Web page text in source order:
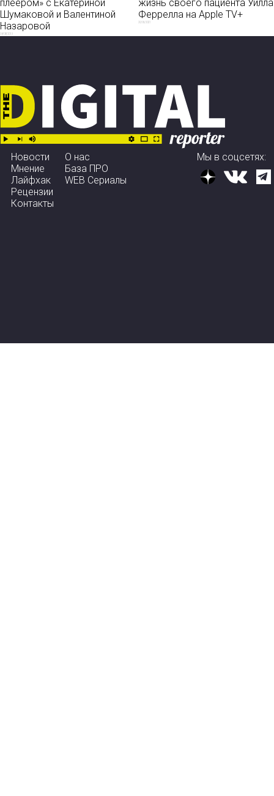
плеером» с Екатериной
Шумаковой и Валентиной
Назаровой
04/08/2019
жизнь своего пациента Уилла
Феррелла на Apple TV+
20/06/2021
Новости
Мнение
Лайфхак
Рецензии
Контакты
О нас
База ПРО
WEB Сериалы
Мы в соцсетях: